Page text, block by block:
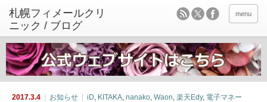
menu
2017.3.4 お知らせ iD, KITAKA, nanako, Waon, 楽天Edy, 電子マネー